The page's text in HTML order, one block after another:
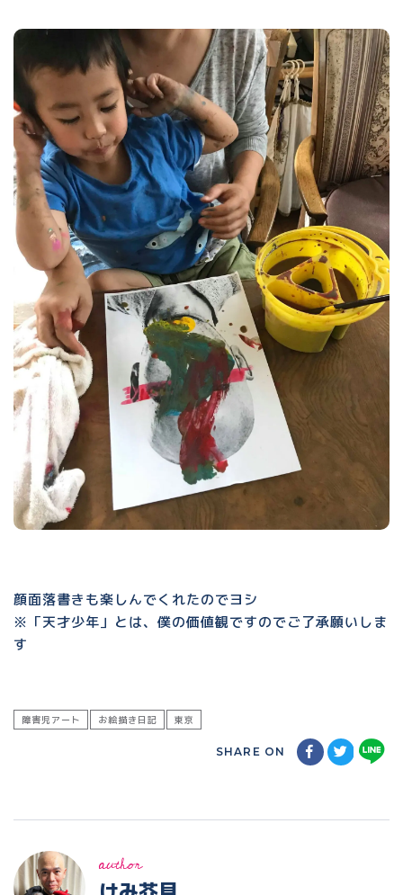
顔面落書きも楽しんでくれたのでヨシ
※「天才少年」とは、僕の価値観ですのでご了承願いしま
す
障害児アート お絵描き日記 東京
SHARE ON
author